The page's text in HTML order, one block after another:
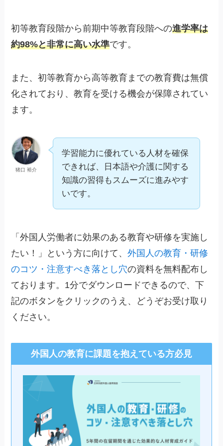
初等教育段階から前期中等教育段階への進学率は
約98%と非常に高い水準です。
また、初等教育から高等教育までの教育費は無償
化されており、教育を受ける機会が保障されてい
ます。
猪口 裕介
学習能力に優れている人材を確保
できれば、日本語や介護に関する
知識の習得もスムーズに進みやす
いです。
「外国人労働者に効果のある教育や研修を実施し
たい！」という方に向けて、外国人の教育・研修
のコツ・注意すべき落とし穴の資料を無料配布し
ております。1分でダウンロードできるので、下
記のボタンをクリックのうえ、どうぞお受け取り
ください。
外国人の教育に課題を抱えている方必見